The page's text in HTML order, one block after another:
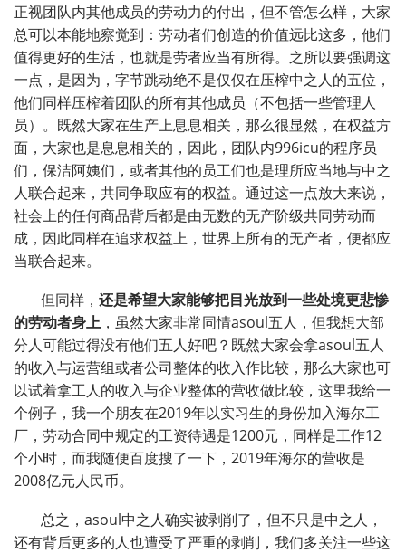
正视团队内其他成员的劳动力的付出，但不管怎么样，大家
总可以本能地察觉到：劳动者们创造的价值远比这多，他们
值得更好的生活，也就是劳者应当有所得。之所以要强调这
一点，是因为，字节跳动绝不是仅仅在压榨中之人的五位，
他们同样压榨着团队的所有其他成员（不包括一些管理人
员）。既然大家在生产上息息相关，那么很显然，在权益方
面，大家也是息息相关的，因此，团队内996icu的程序员
们，保洁阿姨们，或者其他的员工们也是理所应当地与中之
人联合起来，共同争取应有的权益。通过这一点放大来说，
社会上的任何商品背后都是由无数的无产阶级共同劳动而
成，因此同样在追求权益上，世界上所有的无产者，便都应
当联合起来。
但同样， 还是希望大家能够把目光放到一些处境更悲惨
的劳动者身上 ，虽然大家非常同情asoul五人，但我想大部
分人可能过得没有他们五人好吧？既然大家会拿asoul五人
的收入与运营组或者公司整体的收入作比较，那么大家也可
以试着拿工人的收入与企业整体的营收做比较，这里我给一
个例子，我一个朋友在2019年以实习生的身份加入海尔工
厂，劳动合同中规定的工资待遇是1200元，同样是工作12
个小时，而我随便百度搜了一下，2019年海尔的营收是
2008亿元人民币。
总之，asoul中之人确实被剥削了，但不只是中之人，
还有背后更多的人也遭受了严重的剥削，我们多关注一些这